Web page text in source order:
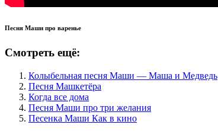
Песня Маши про варенье
Смотреть ещё:
Колыбельная песня Маши — Маша и Медведь
Песня Машкетёра
Когда все дома
Песня Маши про три желания
Песенка Маши Как в кино